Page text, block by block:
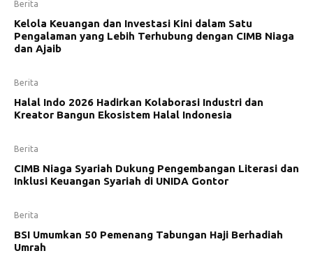
Berita
Kelola Keuangan dan Investasi Kini dalam Satu
Pengalaman yang Lebih Terhubung dengan CIMB Niaga
dan Ajaib
Berita
Halal Indo 2026 Hadirkan Kolaborasi Industri dan
Kreator Bangun Ekosistem Halal Indonesia
Berita
CIMB Niaga Syariah Dukung Pengembangan Literasi dan
Inklusi Keuangan Syariah di UNIDA Gontor
Berita
BSI Umumkan 50 Pemenang Tabungan Haji Berhadiah
Umrah